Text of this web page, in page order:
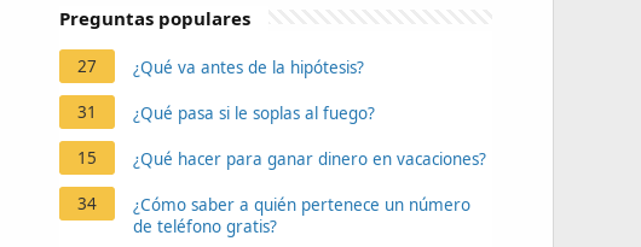
Preguntas populares
27 ¿Qué va antes de la hipótesis?
31 ¿Qué pasa si le soplas al fuego?
15 ¿Qué hacer para ganar dinero en vacaciones?
34
¿Cómo saber a quién pertenece un número
de teléfono gratis?